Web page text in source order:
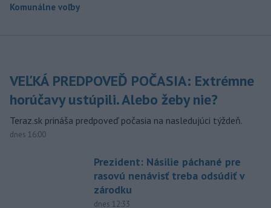
Komunálne voľby
VEĽKÁ PREDPOVEĎ POČASIA: Extrémne
horúčavy ustúpili. Alebo žeby nie?
Teraz.sk prináša predpoveď počasia na nasledujúci týždeň.
dnes 16:00
Prezident: Násilie páchané pre
rasovú nenávisť treba odsúdiť v
zárodku
dnes 12:33